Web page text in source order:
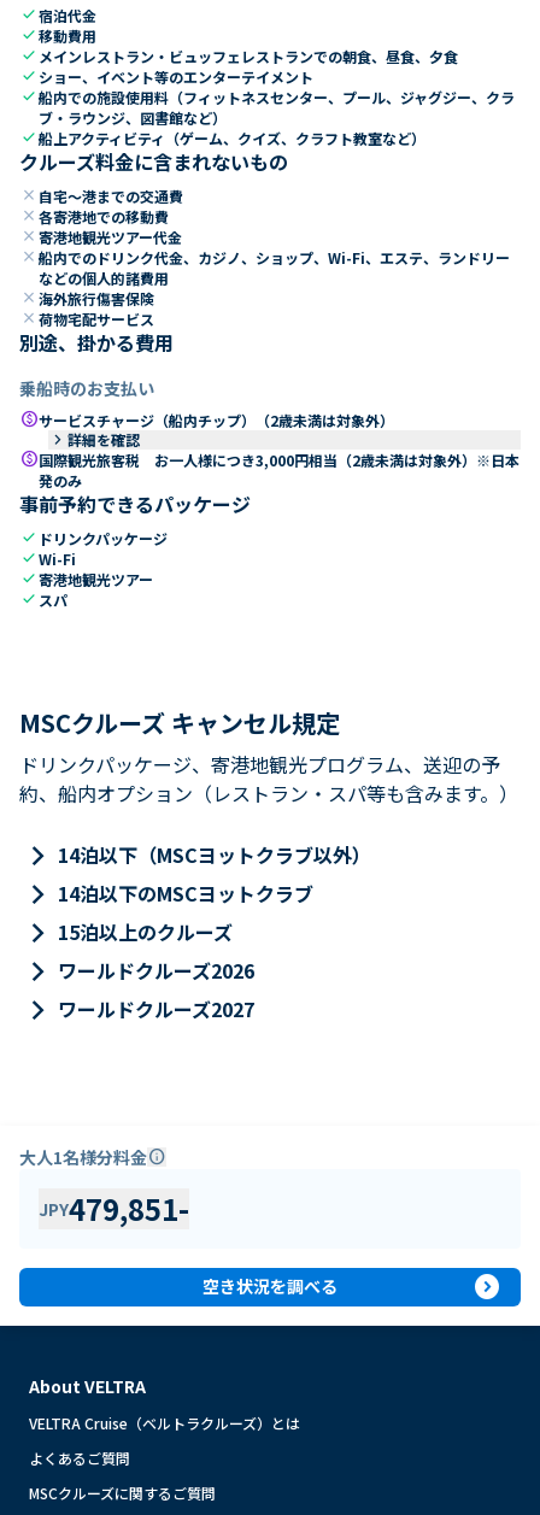
check宿泊代金
check移動費用
check メインレストラン・ビュッフェレストランでの朝食、昼食、夕食
check ショー、イベント等のエンターテイメント
check船内での施設使用料（フィットネスセンター、プール、ジャグジー、クラ
ブ・ラウンジ、図書館など）
check船上アクティビティ（ゲーム、クイズ、クラフト教室など）
クルーズ料金に含まれないもの
close 自宅～港までの交通費
close 各寄港地での移動費
close 寄港地観光ツアー代金
close 船内でのドリンク代金、カジノ、ショップ、Wi-Fi、エステ、ランドリー
などの個人的諸費用
close 海外旅行傷害保険
close 荷物宅配サービス
別途、掛かる費用
乗船時のお支払い
paidサービスチャージ（船内チップ）（2歳未満は対象外）
keyboard_arrow_right 詳細を確認
paid国際観光旅客税 お一人様につき3,000円相当（2歳未満は対象外）※日本
発のみ
事前予約できるパッケージ
check ドリンクパッケージ
checkWi-Fi
check寄港地観光ツアー
check スパ
MSCクルーズ キャンセル規定
ドリンクパッケージ、寄港地観光プログラム、送迎の予
約、船内オプション（レストラン・スパ等も含みます。）
keyboard_arrow_right 14泊以下（MSCヨットクラブ以外）
keyboard_arrow_right 14泊以下のMSCヨットクラブ
keyboard_arrow_right 15泊以上のクルーズ
keyboard_arrow_right ワールドクルーズ2026
keyboard_arrow_right ワールドクルーズ2027
大人1名様分料金info
JPY479,851-
空き状況を調べる expand_circle_right
About VELTRA
VELTRA Cruise（ベルトラクルーズ）とは
よくあるご質問
MSCクルーズに関するご質問